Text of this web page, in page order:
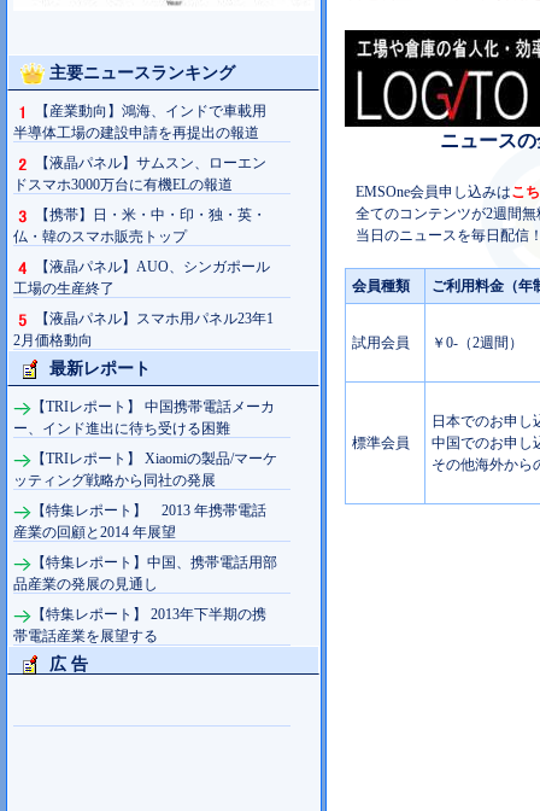
主要ニュースランキング
【産業動向】鴻海、インドで車載用
半導体工場の建設申請を再提出の報道
【液晶パネル】サムスン、ローエン
ドスマホ3000万台に有機ELの報道
【携帯】日・米・中・印・独・英・
仏・韓のスマホ販売トップ
【液晶パネル】AUO、シンガポール
工場の生産終了
【液晶パネル】スマホ用パネル23年1
2月価格動向
最新レポート
【TRIレポート】 中国携帯電話メーカ
ー、インド進出に待ち受ける困難
【TRIレポート】 Xiaomiの製品/マーケ
ッティング戦略から同社の発展
【特集レポート】 2013 年携帯電話
産業の回顧と2014 年展望
【特集レポート】中国、携帯電話用部
品産業の発展の見通し
【特集レポート】 2013年下半期の携
帯電話産業を展望する
広 告
ニュース
EMSOne会員申し込みはこ
全てのコンテンツが2週間
当日のニュースを毎日配信
会員種類 ご利用料金（年
試用会員 ￥0-（2週間）
標準会員
日本でのお申し
中国でのお申し
その他海外から